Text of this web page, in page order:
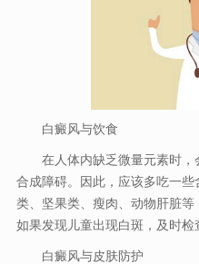
白癜风与饮食
在人体内缺乏微量元素时，
合成障碍。因此，应该多吃一
类、坚果类、瘦肉、动物肝脏等
如果发现儿童出现白斑，及时检
白癜风与皮肤防护